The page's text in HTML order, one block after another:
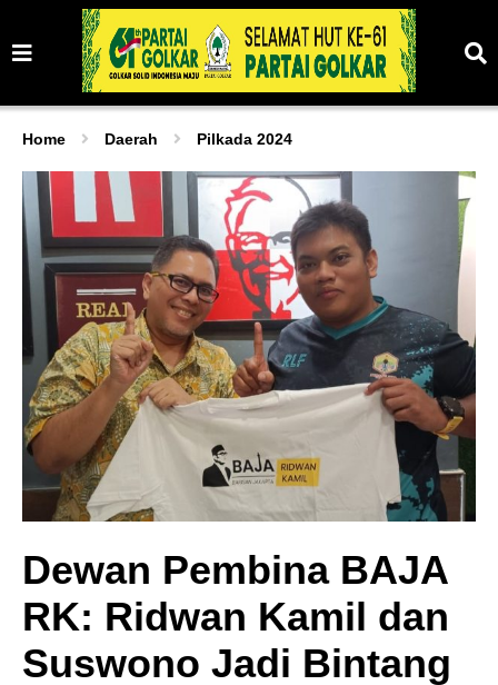
Home Daerah Pilkada 2024
Dewan Pembina BAJA
RK: Ridwan Kamil dan
Suswono Jadi Bintang